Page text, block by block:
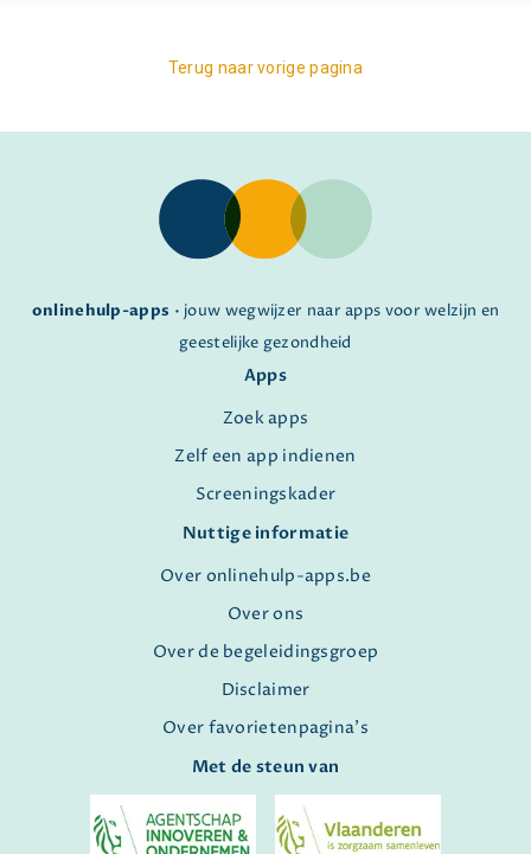
Terug naar vorige pagina
onlinehulp-apps • jouw wegwijzer naar apps voor welzijn en
geestelijke gezondheid
Apps
Zoek apps
Zelf een app indienen
Screeningskader
Nuttige informatie
Over onlinehulp-apps.be
Over ons
Over de begeleidingsgroep
Disclaimer
Over favorietenpagina's
Met de steun van